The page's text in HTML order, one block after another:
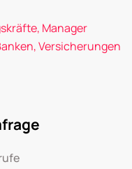
Manager
Versicherungen